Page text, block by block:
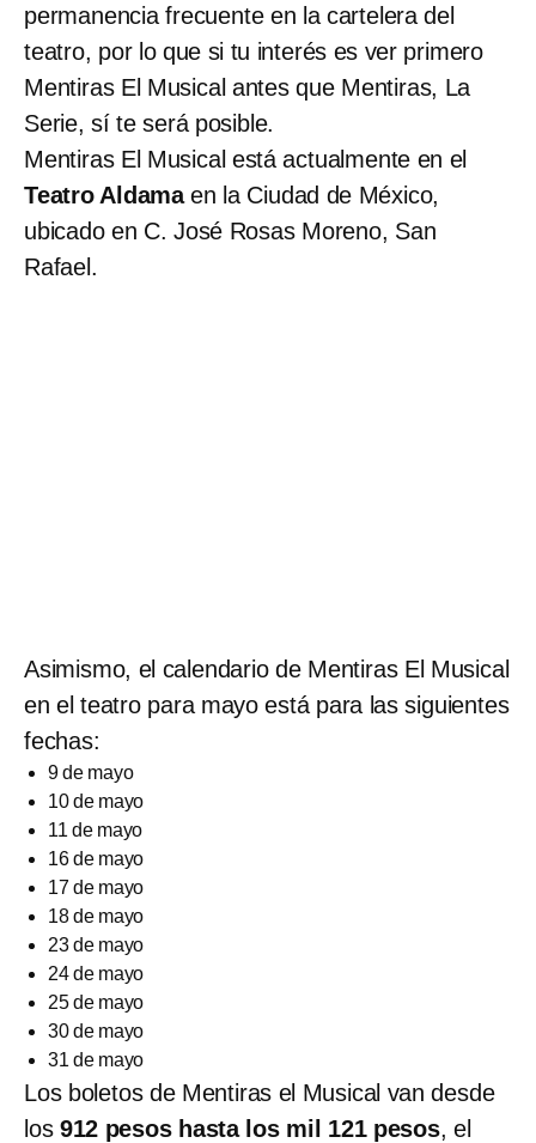
permanencia frecuente en la cartelera del
teatro, por lo que si tu interés es ver primero
Mentiras El Musical antes que Mentiras, La
Serie, sí te será posible.
Mentiras El Musical está actualmente en el
Teatro Aldamaen la Ciudad de México,
ubicado en C. José Rosas Moreno, San
Rafael.
Asimismo, el calendario de Mentiras El Musical
en el teatro para mayo está para las siguientes
fechas:
9 de mayo
10 de mayo
11 de mayo
16 de mayo
17 de mayo
18 de mayo
23 de mayo
24 de mayo
25 de mayo
30 de mayo
31 de mayo
Los boletos de Mentiras el Musical van desde
los 912 pesos hasta los mil 121 pesos, el